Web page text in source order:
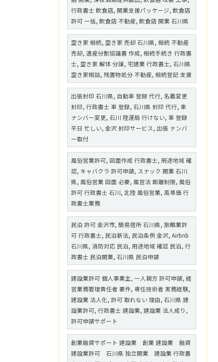
行政書士 飲食店, 開業支援パッケージ, 飲食店
許可 一括, 飲食店 不動産, 飲食店 開業 石川県
空き家 相続, 空き家 売却 石川県, 相続 不動産
売却, 遺産分割協議書 作成, 相続手続き 行政書
士, 空き家 解体 分譲, 宅建業 行政書士, 石川県
空き家相談, 残置物処分 不動産, 相続登記 支援
出張封印 石川県, 自動車 登録 代行, 名義変更
封印, 行政書士 車 登録, 石川県 封印 代行, 車
ナンバー変更, 石川 陸運局 行けない, 車 登録
平日 忙しい, 金沢 封印サービス, 出張 ナンバ
ー取付
風俗営業許可, 図面作成 行政書士, 用途地域 確
認, キャバクラ 許可申請, スナック 開業 石川
県, 風俗営業 図面 必要, 風営法 距離制限, 風俗
許可 行政書士 石川, 北陸 風俗営業, 高単価 行
政書士業務
民泊 許可 金沢市, 簡易宿所 石川県, 旅館業許
可 行政書士, 民泊新法, 民泊条例 金沢, Airbnb
石川県, 消防対応 民泊, 用途地域 確認 民泊, 行
政書士 民泊開業, 石川県 民泊申請
建設業許可 個人事業主, 一人親方 許可申請, 経
営業務管理責任者 要件, 専任技術者 実務経験,
建設業 法人化, 許可 取れない 理由, 石川県 建
設業許可, 行政書士 建設業, 建設業 法人成り,
許可申請サポート
創業融資サポート 建設業 創業 建設業 融資
建設業許可 石川県 独立開業 建設業 行政書